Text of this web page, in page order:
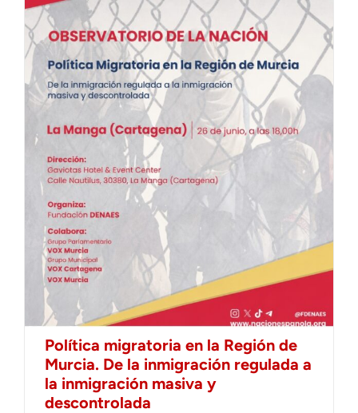
Política migratoria en la Región de
Murcia. De la inmigración regulada a
la inmigración masiva y
descontrolada